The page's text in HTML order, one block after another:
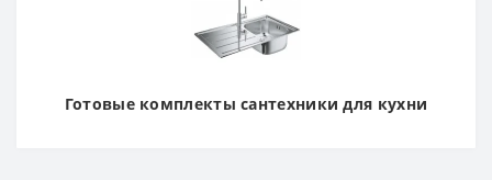
Готовые комплекты сантехники для кухни